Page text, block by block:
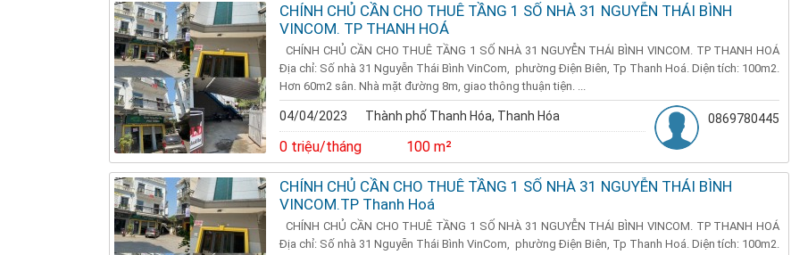
CHÍNH CHỦ CẦN CHO THUÊ TẦNG 1 SỐ NHÀ 31 NGUYỄN THÁI BÌNH
VINCOM. TP THANH HOÁ
CHÍNH CHỦ CẦN CHO THUÊ TẦNG 1 SỐ NHÀ 31 NGUYỄN THÁI BÌNH VINCOM. TP THANH HOÁ
Địa chỉ: Số nhà 31 Nguyễn Thái Bình VinCom, phường Điện Biên, Tp Thanh Hoá. Diện tích: 100m2.
Hơn 60m2 sân. Nhà mặt đường 8m, giao thông thuận tiện. ...
04/04/2023 Thành phố Thanh Hóa, Thanh Hóa
0 triệu/tháng 100 m²
0869780445
CHÍNH CHỦ CẦN CHO THUÊ TẦNG 1 SỐ NHÀ 31 NGUYỄN THÁI BÌNH
VINCOM.TP Thanh Hoá
CHÍNH CHỦ CẦN CHO THUÊ TẦNG 1 SỐ NHÀ 31 NGUYỄN THÁI BÌNH VINCOM. TP THANH HOÁ
Địa chỉ: Số nhà 31 Nguyễn Thái Bình VinCom, phường Điện Biên, Tp Thanh Hoá. Diện tích: 100m2.